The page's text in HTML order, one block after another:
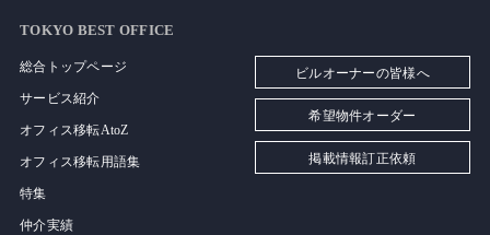
TOKYO BEST OFFICE
総合トップページ
サービス紹介
オフィス移転AtoZ
オフィス移転用語集
特集
仲介実績
ビルオーナーの皆様へ
希望物件オーダー
掲載情報訂正依頼